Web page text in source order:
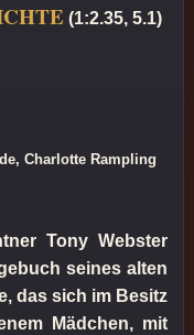
(1:2.35, 5.1)
Charlotte Rampling
Tony Webster
seines alten
das sich im Besitz
Mädchen, mit